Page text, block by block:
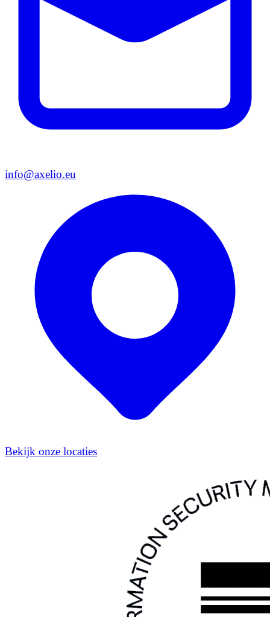
info@axelio.eu
Bekijk onze locaties